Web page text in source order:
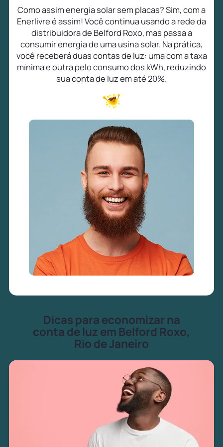
Como assim energia solar sem placas? Sim, com a
Enerlivre é assim! Você continua usando a rede da
distribuidora de Belford Roxo, mas passa a
consumir energia de uma usina solar. Na prática,
você receberá duas contas de luz: uma com a taxa
mínima e outra pelo consumo dos kWh, reduzindo
sua conta de luz em até 20%.
Dicas para economizar na
conta de luz em Belford Roxo,
Rio de Janeiro